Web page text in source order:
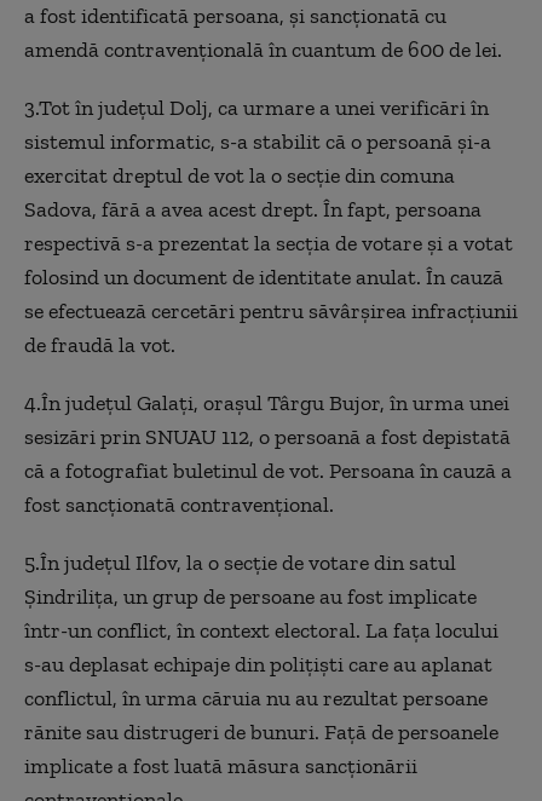
a fost identificată persoana, și sancționată cu
amendă contravențională în cuantum de 600 de lei.
3.Tot în județul Dolj, ca urmare a unei verificări în
sistemul informatic, s-a stabilit că o persoană și-a
exercitat dreptul de vot la o secție din comuna
Sadova, fără a avea acest drept. În fapt, persoana
respectivă s-a prezentat la secția de votare și a votat
folosind un document de identitate anulat. În cauză
se efectuează cercetări pentru săvârșirea infracțiunii
de fraudă la vot.
4.În județul Galați, orașul Târgu Bujor, în urma unei
sesizări prin SNUAU 112, o persoană a fost depistată
că a fotografiat buletinul de vot. Persoana în cauză a
fost sancționată contravențional.
5.În județul Ilfov, la o secție de votare din satul
Șindrilița, un grup de persoane au fost implicate
într-un conflict, în context electoral. La fața locului
s-au deplasat echipaje din polițiști care au aplanat
conflictul, în urma căruia nu au rezultat persoane
rănite sau distrugeri de bunuri. Față de persoanele
implicate a fost luată măsura sancționării